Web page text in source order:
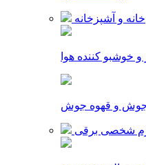
خانه و آشپزخانه
و خوشبو کننده هوا
و قهوه جوش
شخصی برقی